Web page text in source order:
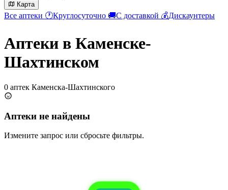
Карта
Все аптеки 🕐Круглосуточно 🚚С доставкой 💰Дискаунтеры
Аптеки в Каменске-
Шахтинском
0 аптек Каменска-Шахтинского
Аптеки не найдены
Измените запрос или сбросьте фильтры.